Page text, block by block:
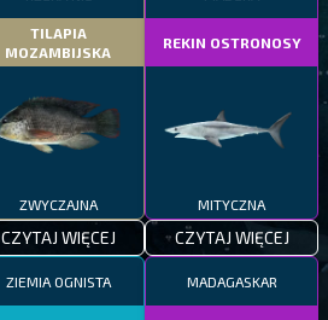
TILAPIA
MOZAMBIJSKA
ZWYCZAJNA
CZYTAJ WIĘCEJ
REKIN OSTRONOSY
MITYCZNA
CZYTAJ WIĘCEJ
ZIEMIA OGNISTA MADAGASKAR